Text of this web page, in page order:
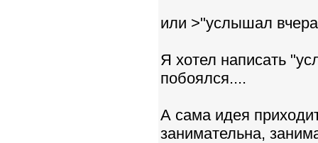
или >"услышал
Я хотел написать
побоялся....
А сама идея
занимательна,